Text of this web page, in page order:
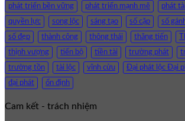
phát triển bền vững phát triển mạnh mẽ phát tài
quyền lực song lộc sáng tạo số cặp số
số đẹp thành công thông thái thăng tiến
thịnh vượng tiến bộ tiền tài trường phát
trường tồn tài lộc vĩnh cửu Đại phát lộc Đại
đại phát ổn định
Cam kết - trách nhiệm